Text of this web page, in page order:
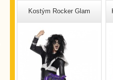
Kostým Rocker Glam